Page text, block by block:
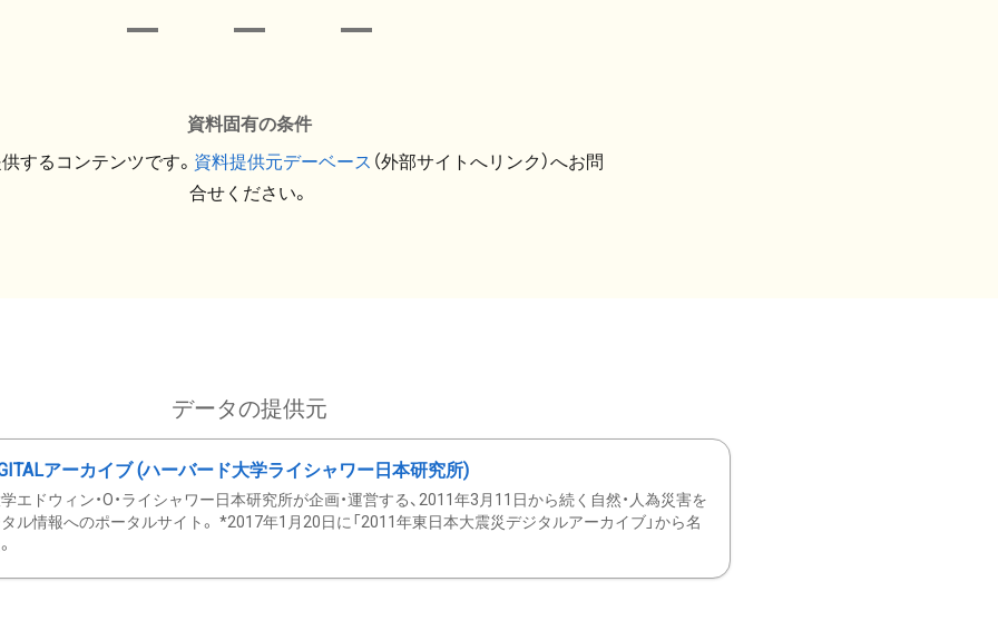
資料固有の条件
するコンテンツです。 資料提供元デーベース （外部サイトへリンク）へお問
合せください。
データの提供元
アーカイブ (ハーバード大学ライシャワー日本研究所)
エドウィン・O・ライシャワー日本研究所が企画・運営する、2011年3月11日から続く自然・人為災害を
ル情報へのポータルサイト。 *2017年1月20日に「2011年東日本大震災デジタルアーカイブ」から名